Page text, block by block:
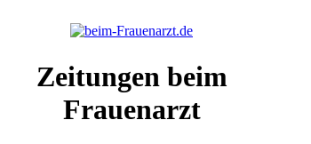
Zeitungen beim
Frauenarzt